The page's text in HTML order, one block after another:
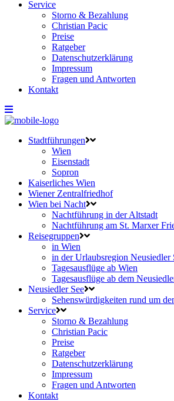
Service
Storno & Bezahlung
Christian Pacic
Preise
Ratgeber
Datenschutzerklärung
Impressum
Fragen und Antworten
Kontakt
Stadtführungen
Wien
Eisenstadt
Sopron
Kaiserliches Wien
Wiener Zentralfriedhof
Wien bei Nacht
Nachtführung in der Altstadt
Nachtführung am St. Marxer
Reisegruppen
in Wien
in der Urlaubsregion Neusiedler
Tagesausflüge ab Wien
Tagesausflüge ab dem
Neusiedler See
Sehenswürdigkeiten rund um
Service
Storno & Bezahlung
Christian Pacic
Preise
Ratgeber
Datenschutzerklärung
Impressum
Fragen und Antworten
Kontakt